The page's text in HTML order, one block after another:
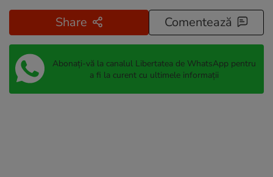
Share Comentează
Abonați-vă la canalul Libertatea de WhatsApp pentru
a fi la curent cu ultimele informații